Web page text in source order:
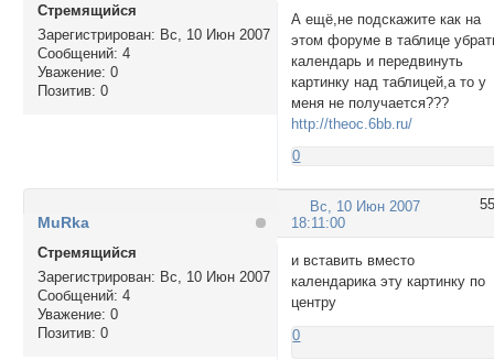
Стремящийся
Зарегистрирован: Вс, 10 Июн 2007
Сообщений: 4
Уважение: 0
Позитив: 0
А ещё,не подскажите как на
этом форуме в таблице
календарь и передвинуть
картинку над таблицей,а то у
меня не получается???
http://theoc.6bb.ru/
0
55
Вс, 10 Июн 2007
18:11:00
MuRka
Стремящийся
Зарегистрирован: Вс, 10 Июн 2007
Сообщений: 4
Уважение: 0
Позитив: 0
и вставить вместо
календарика эту картинку по
центру
0